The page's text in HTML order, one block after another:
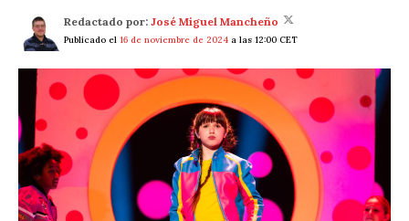
Redactado por: José Miguel Mancheño
Publicado el 16 de noviembre de 2024 a las 12:00 CET